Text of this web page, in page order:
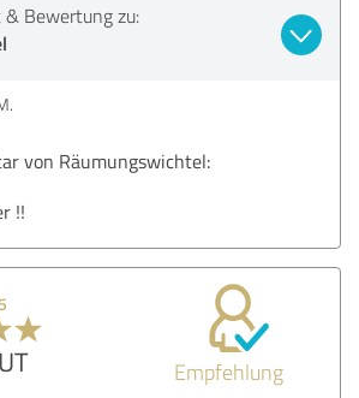
Bewertung zu:
von Räumungswichtel:
!!
Empfehlung